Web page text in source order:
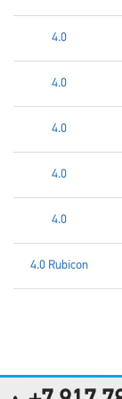
4.0
4.0
4.0
4.0
4.0
4.0 Rubicon